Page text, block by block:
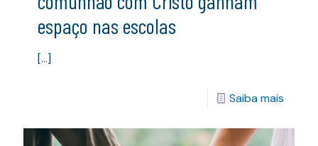
espaço nas escolas
[…]
Saiba mais